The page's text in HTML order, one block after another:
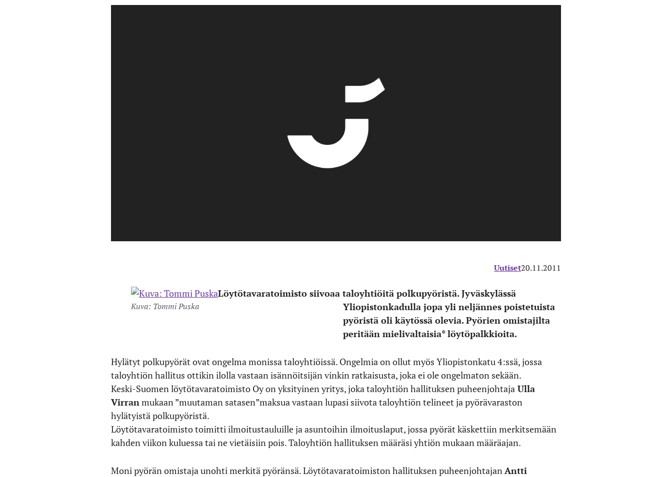
Uutiset20.11.2011
Kuva: Tommi Puska
Löytötavaratoimisto siivoaa taloyhtiöitä polkupyöristä. Jyväskylässä
Yliopistonkadulla jopa yli neljännes poistetuista
pyöristä oli käytössä olevia. Pyörien omistajilta
peritään mielivaltaisia* löytöpalkkioita.
Hylätyt polkupyörät ovat ongelma monissa taloyhtiöissä. Ongelmia on ollut myös Yliopistonkatu 4:ssä, jossa
taloyhtiön hallitus ottikin ilolla vastaan isännöitsijän vinkin ratkaisusta, joka ei ole ongelmaton sekään.
Keski-Suomen löytötavaratoimisto Oy on yksityinen yritys, joka taloyhtiön hallituksen puheenjohtaja Ulla
Virran mukaan ”muutaman satasen”maksua vastaan lupasi siivota taloyhtiön telineet ja pyörävaraston
hylätyistä polkupyöristä.
Löytötavaratoimisto toimitti ilmoitustauluille ja asuntoihin ilmoituslaput, jossa pyörät käskettiin merkitsemään
kahden viikon kuluessa tai ne vietäisiin pois. Taloyhtiön hallituksen määräsi yhtiön mukaan määräajan.
Moni pyörän omistaja unohti merkitä pyöränsä. Löytötavaratoimiston hallituksen puheenjohtajan Antti